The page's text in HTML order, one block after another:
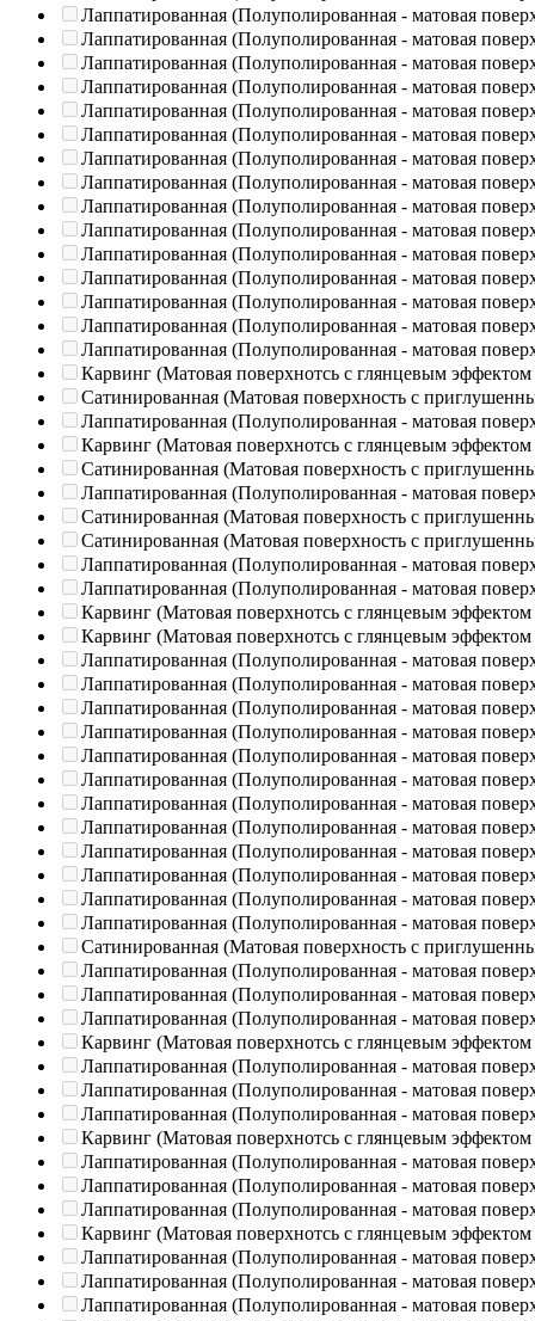
Лаппатированная (Полуполированная - матовая
Лаппатированная (Полуполированная - матовая
Лаппатированная (Полуполированная - матовая
Лаппатированная (Полуполированная - матовая
Лаппатированная (Полуполированная - матовая
Лаппатированная (Полуполированная - матовая
Лаппатированная (Полуполированная - матовая
Лаппатированная (Полуполированная - матовая
Лаппатированная (Полуполированная - матовая
Лаппатированная (Полуполированная - матовая
Лаппатированная (Полуполированная - матовая
Лаппатированная (Полуполированная - матовая
Лаппатированная (Полуполированная - матовая
Лаппатированная (Полуполированная - матовая
Лаппатированная (Полуполированная - матовая
Карвинг (Матовая поверхнотсь с глянцевым эффектом
Сатинированная (Матовая поверхность с
Лаппатированная (Полуполированная - матовая
Карвинг (Матовая поверхнотсь с глянцевым эффектом
Сатинированная (Матовая поверхность с
Лаппатированная (Полуполированная - матовая
Сатинированная (Матовая поверхность с
Сатинированная (Матовая поверхность с
Лаппатированная (Полуполированная - матовая
Лаппатированная (Полуполированная - матовая
Карвинг (Матовая поверхнотсь с глянцевым эффектом
Карвинг (Матовая поверхнотсь с глянцевым эффектом
Лаппатированная (Полуполированная - матовая
Лаппатированная (Полуполированная - матовая
Лаппатированная (Полуполированная - матовая
Лаппатированная (Полуполированная - матовая
Лаппатированная (Полуполированная - матовая
Лаппатированная (Полуполированная - матовая
Лаппатированная (Полуполированная - матовая
Лаппатированная (Полуполированная - матовая
Лаппатированная (Полуполированная - матовая
Лаппатированная (Полуполированная - матовая
Лаппатированная (Полуполированная - матовая
Лаппатированная (Полуполированная - матовая
Сатинированная (Матовая поверхность с
Лаппатированная (Полуполированная - матовая
Лаппатированная (Полуполированная - матовая
Лаппатированная (Полуполированная - матовая
Карвинг (Матовая поверхнотсь с глянцевым эффектом
Лаппатированная (Полуполированная - матовая
Лаппатированная (Полуполированная - матовая
Лаппатированная (Полуполированная - матовая
Карвинг (Матовая поверхнотсь с глянцевым эффектом
Лаппатированная (Полуполированная - матовая
Лаппатированная (Полуполированная - матовая
Лаппатированная (Полуполированная - матовая
Карвинг (Матовая поверхнотсь с глянцевым эффектом
Лаппатированная (Полуполированная - матовая
Лаппатированная (Полуполированная - матовая
Лаппатированная (Полуполированная - матовая